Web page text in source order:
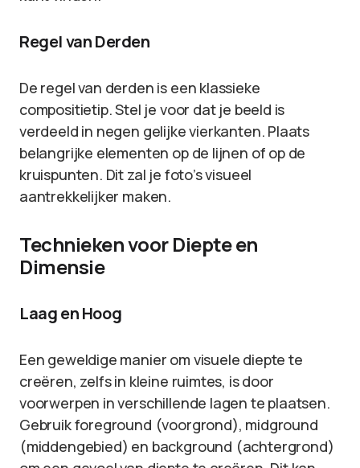
Regel van Derden
De regel van derden is een klassieke
compositietip. Stel je voor dat je beeld is
verdeeld in negen gelijke vierkanten. Plaats
belangrijke elementen op de lijnen of op de
kruispunten. Dit zal je foto’s visueel
aantrekkelijker maken.
Technieken voor Diepte en
Dimensie
Laag en Hoog
Een geweldige manier om visuele diepte te
creëren, zelfs in kleine ruimtes, is door
voorwerpen in verschillende lagen te plaatsen.
Gebruik foreground (voorgrond), midground
(middengebied) en background (achtergrond)